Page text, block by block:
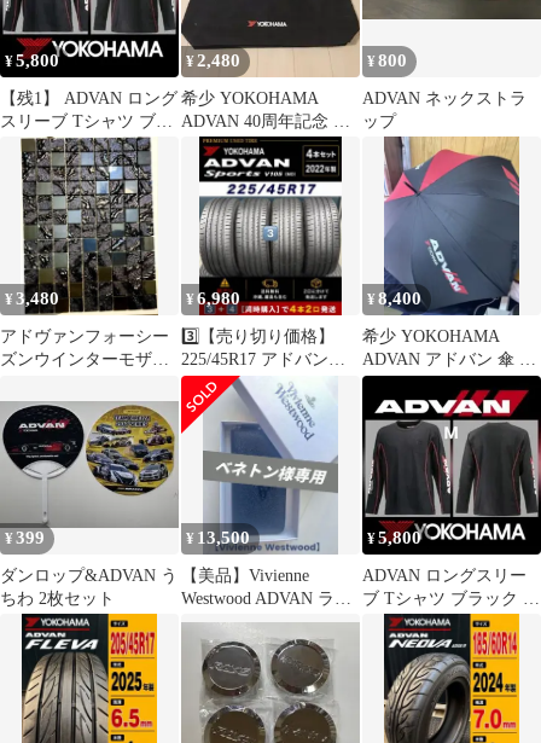
¥5,800
【残1】 ADVAN ロング
スリーブ Tシャツ ブラ
ック L ロゴ入り 未着用
¥2,480
希少 YOKOHAMA
ADVAN 40周年記念 黒
トートバッグ
¥800
ADVAN ネックストラ
ップ
¥3,480
アドヴァンフォーシー
ズンウインターモザイ
約12×9ピース
¥6,980
3️⃣【売り切り価格】
225/45R17 アドバン
V105 4本 【訳あり】
¥8,400
希少 YOKOHAMA
ADVAN アドバン 傘 黒/
赤 晴雨兼用
¥399
ダンロップ&ADVAN う
ちわ 2枚セット
¥ 13,500
【美品】Vivienne
Westwood ADVAN ラウ
ンドファスナー長財布
¥5,800
ADVAN ロングスリー
ブ Tシャツ ブラック M
ロゴ入り 未着用品